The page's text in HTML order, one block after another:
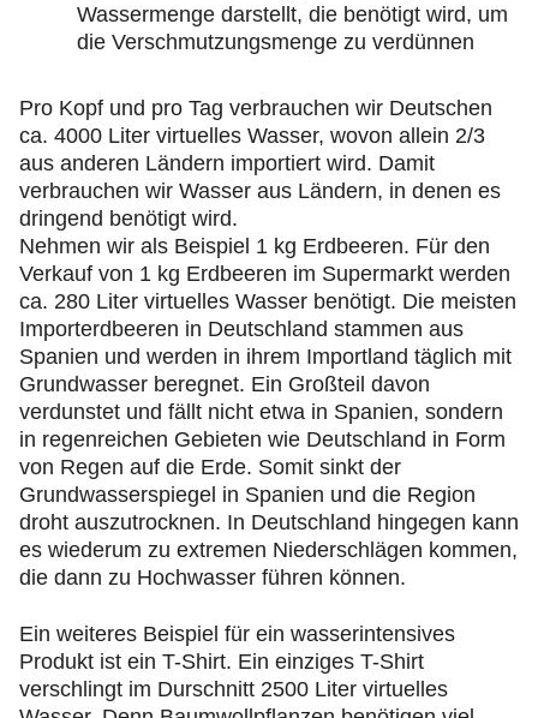
Wassermenge darstellt, die benötigt wird, um
die Verschmutzungsmenge zu verdünnen
Pro Kopf und pro Tag verbrauchen wir Deutschen
ca. 4000 Liter virtuelles Wasser, wovon allein 2/3
aus anderen Ländern importiert wird. Damit
verbrauchen wir Wasser aus Ländern, in denen es
dringend benötigt wird.
Nehmen wir als Beispiel 1 kg Erdbeeren. Für den
Verkauf von 1 kg Erdbeeren im Supermarkt werden
ca. 280 Liter virtuelles Wasser benötigt. Die meisten
Importerdbeeren in Deutschland stammen aus
Spanien und werden in ihrem Importland täglich mit
Grundwasser beregnet. Ein Großteil davon
verdunstet und fällt nicht etwa in Spanien, sondern
in regenreichen Gebieten wie Deutschland in Form
von Regen auf die Erde. Somit sinkt der
Grundwasserspiegel in Spanien und die Region
droht auszutrocknen. In Deutschland hingegen kann
es wiederum zu extremen Niederschlägen kommen,
die dann zu Hochwasser führen können.
Ein weiteres Beispiel für ein wasserintensives
Produkt ist ein T-Shirt. Ein einziges T-Shirt
verschlingt im Durschnitt 2500 Liter virtuelles